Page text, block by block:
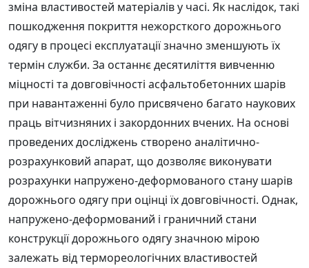
зміна властивостей матеріалів у часі. Як наслідок, такі
пошкодження покриття нежорсткого дорожнього
одягу в процесі експлуатації значно зменшують їх
термін служби. За останнє десятиліття вивченню
міцності та довговічності асфальтобетонних шарів
при навантаженні було присвячено багато наукових
праць вітчизняних і закордонних вчених. На основі
проведених досліджень створено аналітично-
розрахунковий апарат, що дозволяє виконувати
розрахунки напружено-деформованого стану шарів
дорожнього одягу при оцінці їх довговічності. Однак,
напружено-деформований і граничний стани
конструкції дорожнього одягу значною мірою
залежать від термореологічних властивостей